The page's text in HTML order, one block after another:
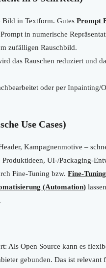
Bild in Textform. Gutes Prompt
in numerische
zufälligen Rauschbild.
das Rauschen reduziert und
oder per Inpainting/
Use Cases)
Kampagnenmotive –
UI-/Packaging-
Fine-Tuning bzw. Fine-Tuning
(Automation)
Als Open Source kann es
gebunden. Das ist